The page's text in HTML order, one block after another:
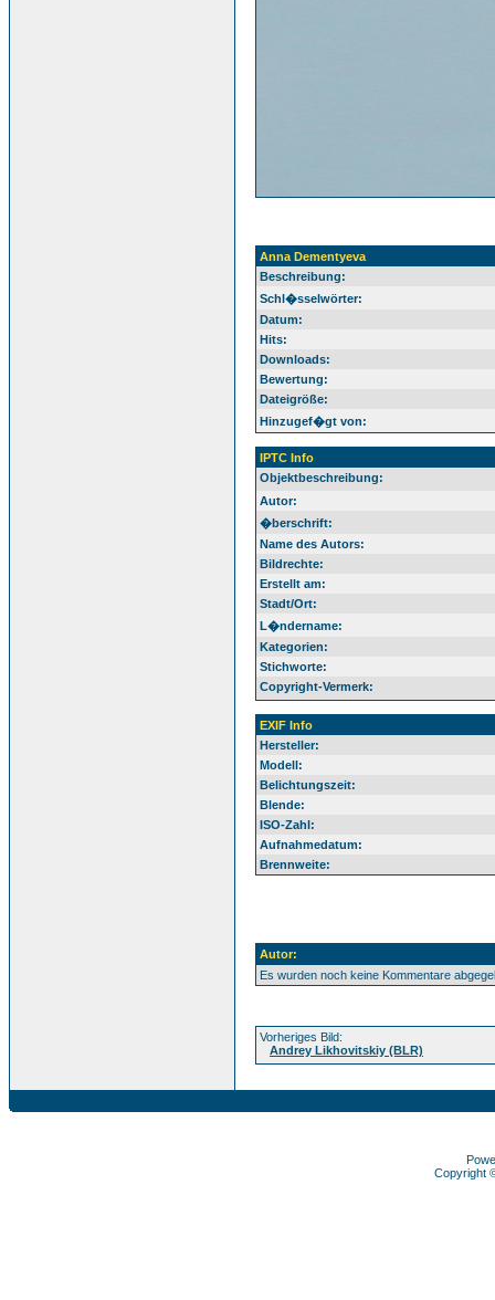
Anna Dementyeva
Beschreibung:
Schl�sselwörter:
Datum:
Hits:
Downloads:
Bewertung:
Dateigröße:
Hinzugef�gt von:
IPTC Info
Objektbeschreibung:
Autor:
�berschrift:
Name des Autors:
Bildrechte:
Erstellt am:
Stadt/Ort:
L�ndername:
Kategorien:
Stichworte:
Copyright-Vermerk:
EXIF Info
Hersteller:
Modell:
Belichtungszeit:
Blende:
ISO-Zahl:
Aufnahmedatum:
Brennweite:
Autor:
Es wurden noch keine Kommentare
Vorheriges Bild:
Andrey Likhovitskiy (BLR)
Copyright